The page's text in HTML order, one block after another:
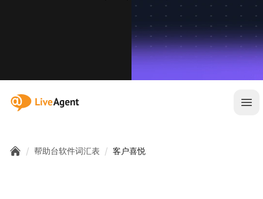
:site.title
/ 帮助台软件词汇表 / 客户喜悦